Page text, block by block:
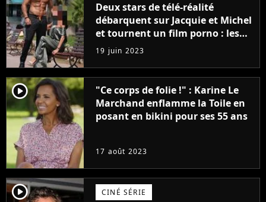
Deux stars de télé-réalité
débarquent sur Jacquie et Michel
et tournent un film porno : les
premières images du tournage
(exclu)
19 juin 2023
player2
"Ce corps de folie !" : Karine Le
Marchand enflamme la Toile en
posant en bikini pour ses 55 ans
17 août 2023
player2 CINÉ SÉRIE